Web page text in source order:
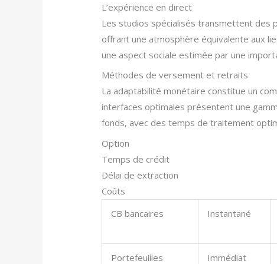
L’expérience en direct
Les studios spécialisés transmettent des
offrant une atmosphère équivalente aux
une aspect sociale estimée par une
Méthodes de versement et retraits
La adaptabilité monétaire constitue un
interfaces optimales présentent une
fonds, avec des temps de traitement
Option
Temps de crédit
Délai de extraction
Coûts
CB bancaires
Instantané
Portefeuilles
Immédiat